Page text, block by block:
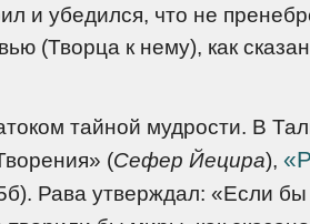
и убедился, что не
(Творца к нему), как
тайной мудрости. В
(Сефер Йецира),
Рава утверждал: «Если